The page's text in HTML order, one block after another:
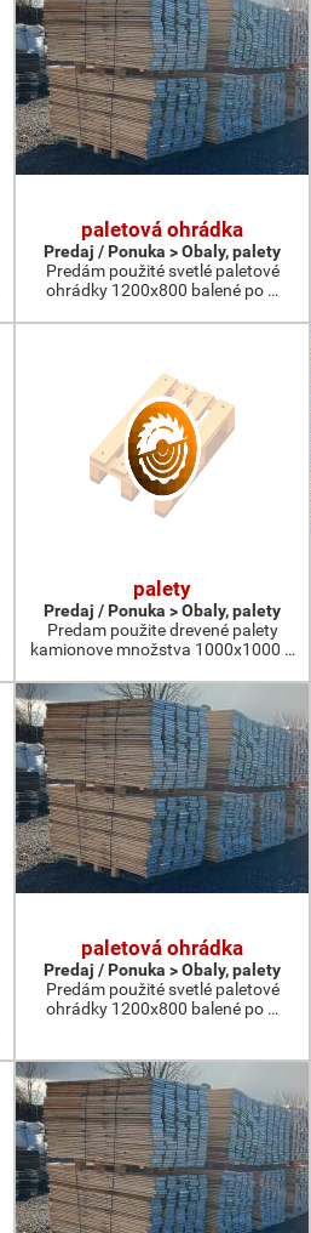
paletová ohrádka
Predaj / Ponuka > Obaly, palety
Predám použité svetlé paletové
ohrádky 1200x800 balené po …
palety
Predaj / Ponuka > Obaly, palety
Predam použite drevené palety
kamionove množstva 1000x1000 …
paletová ohrádka
Predaj / Ponuka > Obaly, palety
Predám použité svetlé paletové
ohrádky 1200x800 balené po …